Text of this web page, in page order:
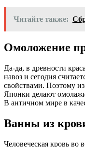
Читайте также:
Омоложение
Да-да, в древности
навоз и сегодня
свойствами. Поэтому
Японки делают
В античном мире в
Ванны из
Человеческая кровь во